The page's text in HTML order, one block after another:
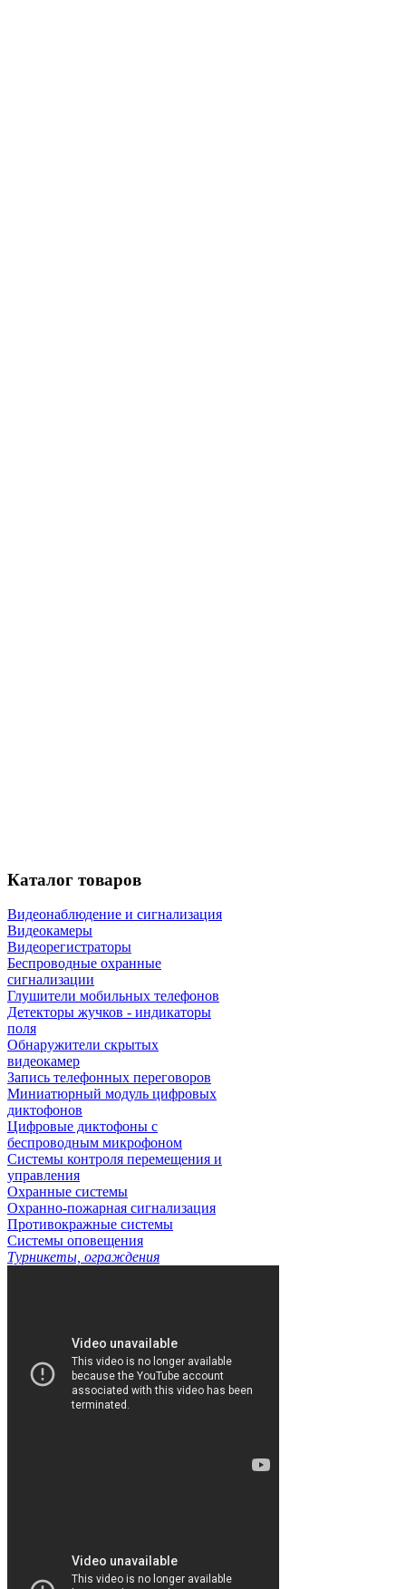
Каталог товаров
Видеонаблюдение и сигнализация
Видеокамеры
Видеорегистраторы
Беспроводные охранные
сигнализации
Глушители мобильных телефонов
Детекторы жучков - индикаторы
поля
Обнаружители скрытых
видеокамер
Запись телефонных переговоров
Миниатюрный модуль цифровых
диктофонов
Цифровые диктофоны с
беспроводным микрофоном
Системы контроля перемещения и
управления
Охранные системы
Охранно-пожарная сигнализация
Противокражные системы
Системы оповещения
Турникеты, ограждения